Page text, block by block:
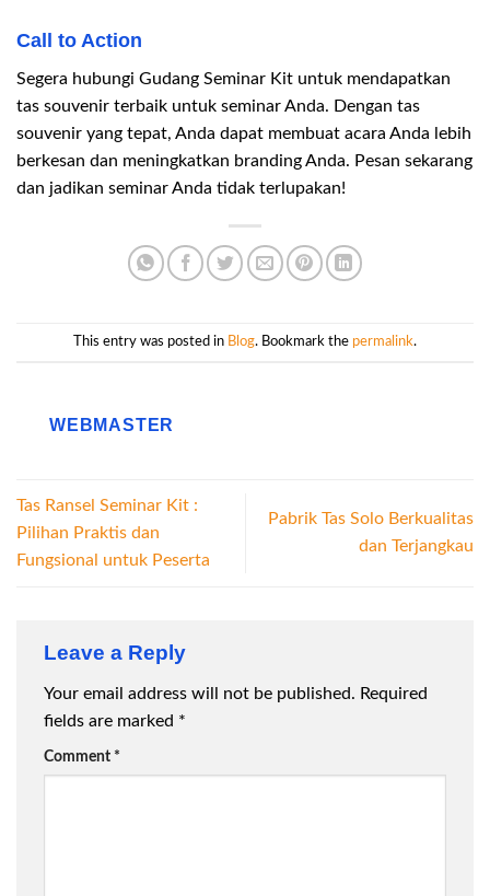
Call to Action
Segera hubungi Gudang Seminar Kit untuk mendapatkan
tas souvenir terbaik untuk seminar Anda. Dengan tas
souvenir yang tepat, Anda dapat membuat acara Anda lebih
berkesan dan meningkatkan branding Anda. Pesan sekarang
dan jadikan seminar Anda tidak terlupakan!
This entry was posted in Blog. Bookmark the permalink.
WEBMASTER
Tas Ransel Seminar Kit :
Pilihan Praktis dan
Fungsional untuk Peserta
Pabrik Tas Solo Berkualitas
dan Terjangkau
Leave a Reply
Your email address will not be published. Required
fields are marked *
Comment *